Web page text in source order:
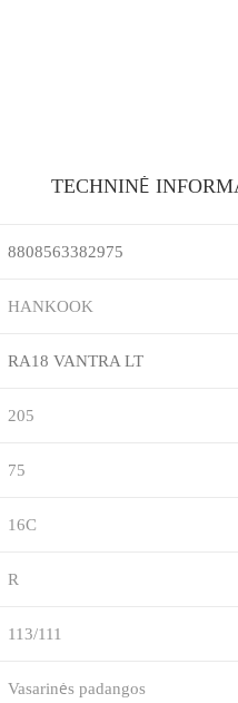
TECHNINĖ
8808563382975
HANKOOK
RA18 VANTRA LT
205
75
16C
R
113/111
Vasarinės padangos